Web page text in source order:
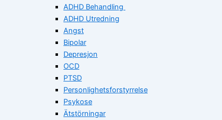
ADHD Behandling
ADHD Utredning
Angst
Bipolar
Depresjon
OCD
PTSD
Personlighetsforstyrrelse
Psykose
Ätstörningar